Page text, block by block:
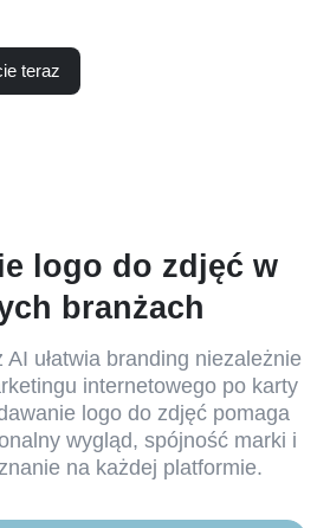
teraz
logo do zdjęć w
branżach
ułatwia branding niezależnie
internetowego po karty
logo do zdjęć pomaga
wygląd, spójność marki i
na każdej platformie.